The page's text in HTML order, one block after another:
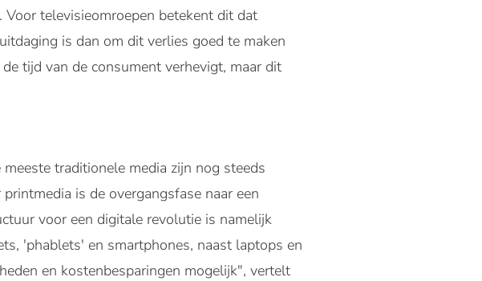
televisieomroepen betekent dit dat
is dan om dit verlies goed te maken
tijd van de consument verhevigt, maar dit
traditionele media zijn nog steeds
is de overgangsfase naar een
voor een digitale revolutie is namelijk
'phablets' en smartphones, naast laptops en
en kostenbesparingen mogelijk", vertelt